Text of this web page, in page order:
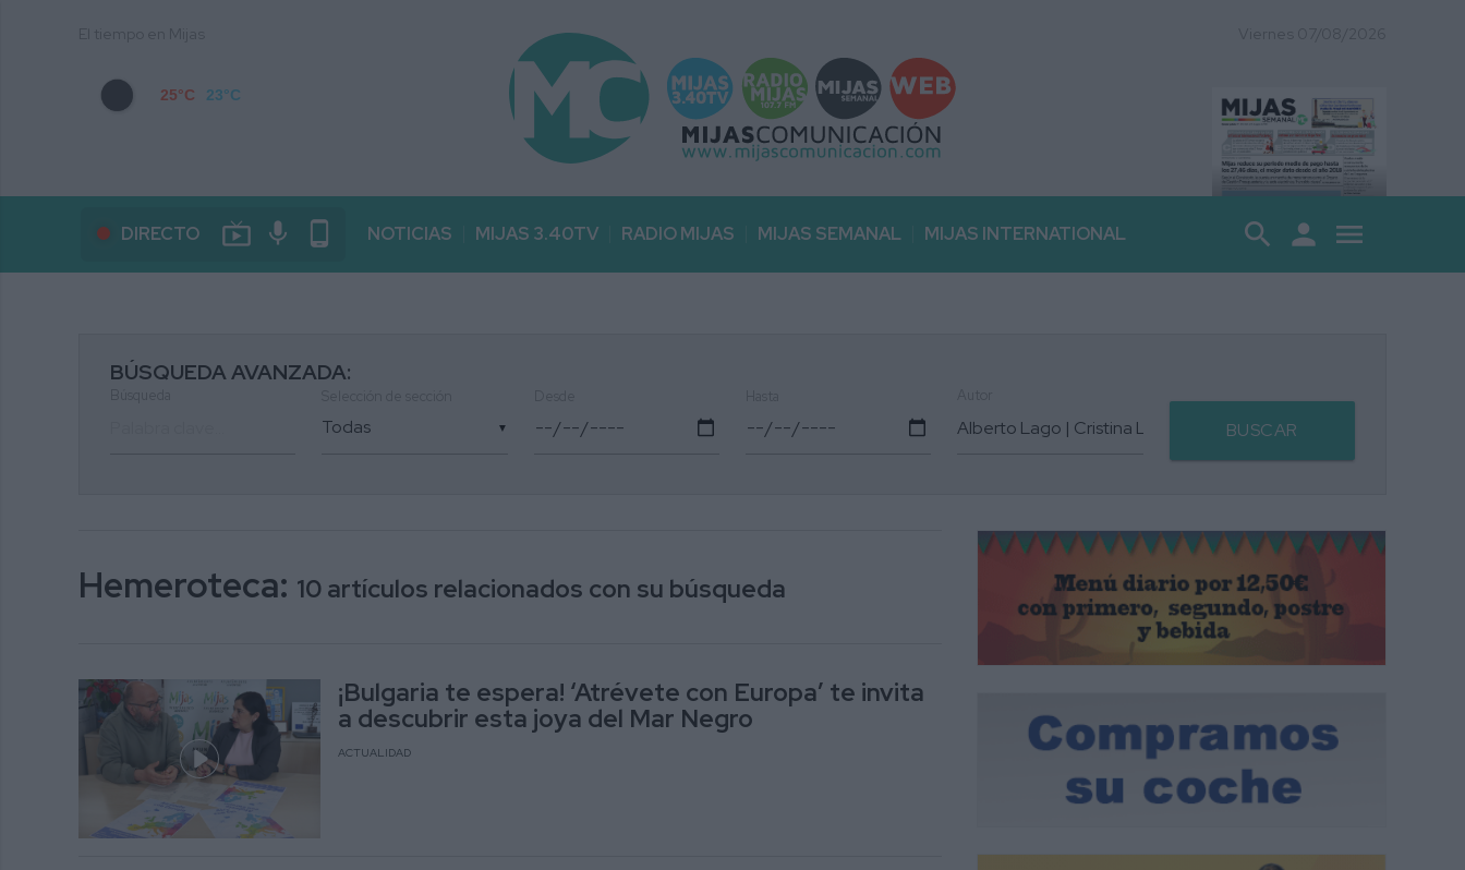
25°C 23°C
DIRECTO live_tv mic phone_android NOTICIAS MIJAS 3.40TV RADIO MIJAS MIJAS SEMANAL MIJAS INTERNATIONAL search person menu
BÚSQUEDA AVANZADA:
▼ BUSCAR
Hemeroteca: 10 artículos relacionados con su búsqueda
¡Bulgaria te espera! ‘Atrévete con Europa’ te invita
a descubrir esta joya del Mar Negro
ACTUALIDAD